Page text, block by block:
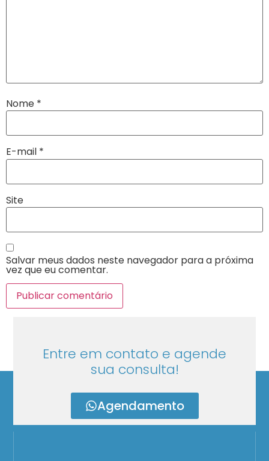
Nome *
E-mail *
Site
Salvar meus dados neste navegador para a próxima
vez que eu comentar.
Entre em contato e agende
sua consulta!
Agendamento